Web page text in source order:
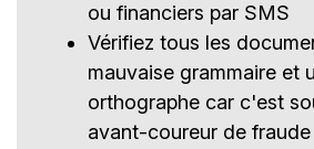
ou financiers par SMS
Vérifiez tous les
mauvaise grammaire et
orthographe car c'est
avant-coureur de fraude